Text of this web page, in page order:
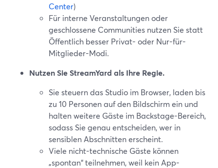
Center)
Für interne Veranstaltungen oder
geschlossene Communities nutzen Sie statt
Öffentlich besser Privat- oder Nur-für-
Mitglieder-Modi.
Nutzen Sie StreamYard als Ihre Regie.
Sie steuern das Studio im Browser, laden bis
zu 10 Personen auf den Bildschirm ein und
halten weitere Gäste im Backstage-Bereich,
sodass Sie genau entscheiden, wer in
sensiblen Abschnitten erscheint.
Viele nicht-technische Gäste können
„spontan“ teilnehmen, weil kein App-